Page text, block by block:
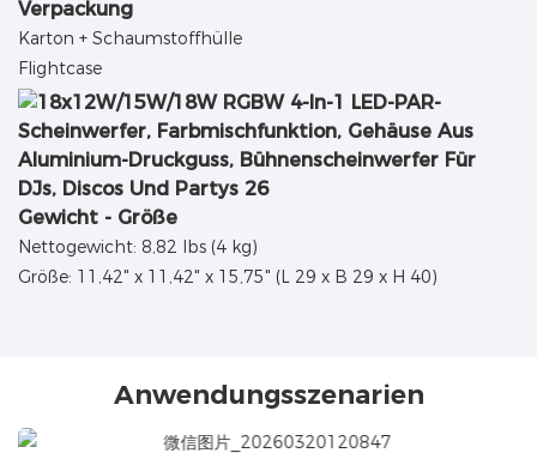
Verpackung
Karton + Schaumstoffhülle
Flightcase
Gewicht - Größe
Nettogewicht: 8,82 lbs (4 kg)
Größe: 11,42" x 11,42" x 15,75" (L 29 x B 29 x H 40)
Anwendungsszenarien